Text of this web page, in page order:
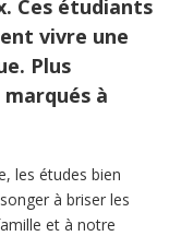
Ces étudiants
vivre une
Plus
à
les études bien
à briser les
et à notre